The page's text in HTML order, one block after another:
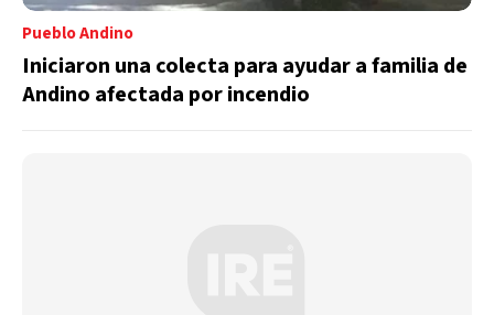
Pueblo Andino
Iniciaron una colecta para ayudar a familia de
Andino afectada por incendio